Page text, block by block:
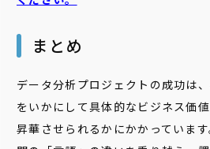
まとめ
データ分析プロジェクトの成功は
をいかにして具体的なビジネス価
昇華させられるかにかかっていま